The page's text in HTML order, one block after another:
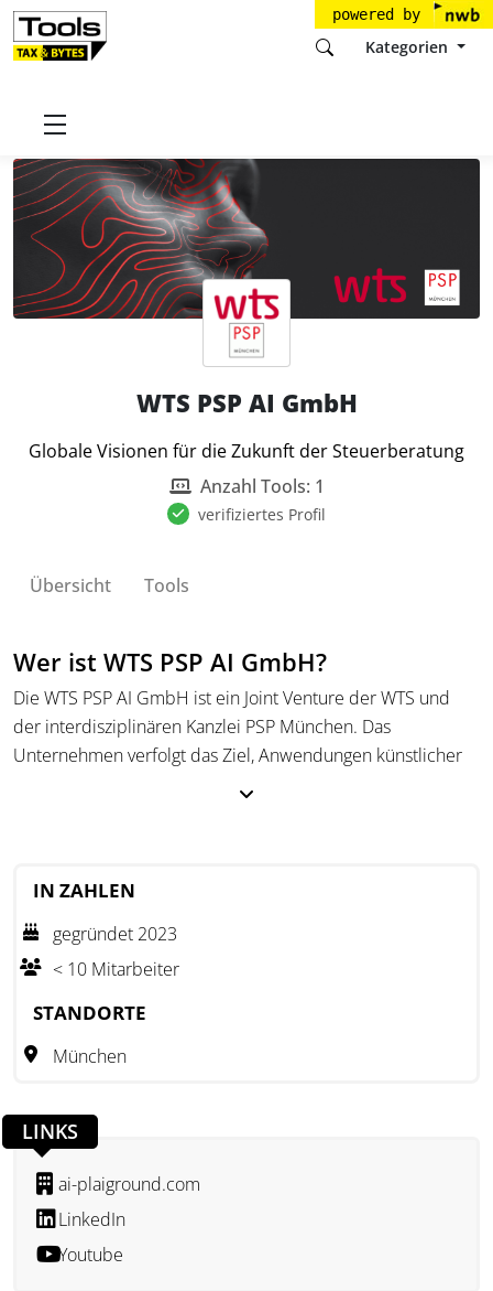
powered by
Kategorien
Startseite
WTS PSP AI GmbH
Globale Visionen für die Zukunft der Steuerberatung
Anzahl Tools: 1
verifiziertes Profil
Übersicht Tools
Wer ist WTS PSP AI GmbH?
Die WTS PSP AI GmbH ist ein Joint Venture der WTS und
der interdisziplinären Kanzlei PSP München. Das
Unternehmen verfolgt das Ziel, Anwendungen künstlicher
Gesellschaft ergänzt damit das digitale Leistungsangebot
der beteiligten Partner im Bereich steuerlicher und
finanzieller Prozesse.
WTS PSP AI verbindet die fachlichen Kompetenzen beider
Steuerberatung, Financial Advisory und digitalen Lösungen
Steuerberatung, Wirtschaftsprüfung, Rechtsberatung und
Vermögensbetreuung beisteuert. Auf dieser Grundlage
entwickelt das Joint Venture KI-gestützte Anwendungen, die
Steuer- und Finanzfunktionen bei fachlichen und
organisatorischen Aufgaben unterstützen.
IN ZAHLEN
gegründet 2023
< 10 Mitarbeiter
STANDORTE
München
LINKS
ai-plaiground.com
LinkedIn
Youtube